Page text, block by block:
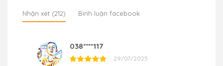
Nhận xét (212) Bình luận facebook
038****117
29/07/2025